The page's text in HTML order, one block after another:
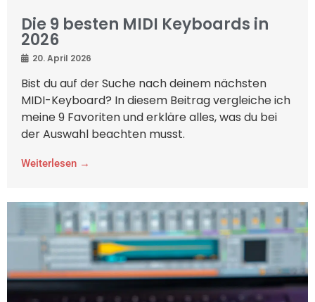
Die 9 besten MIDI Keyboards in
2026
20. April 2026
Bist du auf der Suche nach deinem nächsten
MIDI-Keyboard? In diesem Beitrag vergleiche ich
meine 9 Favoriten und erkläre alles, was du bei
der Auswahl beachten musst.
Weiterlesen →